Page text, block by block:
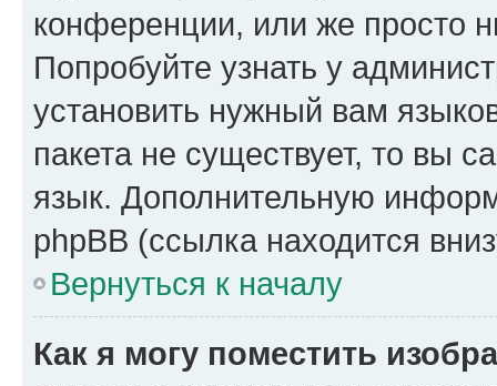
конференции, или же просто
Попробуйте узнать у
установить нужный вам
пакета не существует, то вы
язык. Дополнительную
phpBB (ссылка находится
Вернуться к началу
Как я могу поместить